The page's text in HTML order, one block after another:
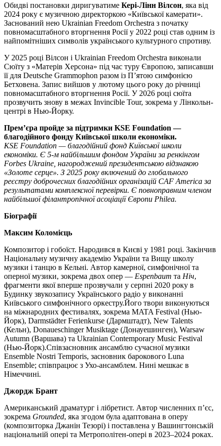
Обидві постановки диригуватиме Кері-Лінн Вілсон, яка від
2024 року є музичною директоркою «Київської камерати».
Заснований нею Ukrainian Freedom Orchestra з початку
повномасштабного вторгнення Росії у 2022 році став одним із
найпомітніших символів українського культурного спротиву.
У 2025 році Вілсон і Ukrainian Freedom Orchestra виконали
Сюїту з «Матерів Херсона» під час туру Європою, записавши
її для Deutsche Grammophon разом із П’ятою симфонією
Бетховена. Запис вийшов у лютому цього року до річниці
повномасштабного вторгнення Росії. У 2026 році сюїта
прозвучить знову в межах Invincible Tour, зокрема у Лінкольн-
центрі в Нью-Йорку.
Прем’єра пройде за підтримки KSE Foundation —
благодійного фонду Київської школи економіки.
KSE Foundation — благодійний фонд Київської школи
економіки. Є 5-м найбільшим фондом України за ренкінгом
Forbes Ukraine, нагороджений президентською відзнакою
«Золоте серце». З 2025 року включений до глобального
реєстру доброчесних благодійних організацій CAF America за
результатами комплексної перевірки. Є повноправним членом
найбільшої філантропічної асоціації Європи Philea.
Біографії
Максим Коломієць
Композитор і гобоїст. Народився в Києві у 1981 році. Закінчив
Національну музичну академію України та Вищу школу
музики і танцю в Кельні. Автор камерної, симфонічної та
оперної музики, зокрема двох опер — Espenbaum та Ніч,
фрагменти якої вперше прозвучали у серпні 2020 року в
Будинку звукозапису Українського радіо у виконанні
Київського симфонічного оркестру.Його твори виконуються
на міжнародних фестивалях, зокрема MATA Festival (Нью-
Йорк), Darmstädter Ferienkurse (Дармштадт), New Talents
(Кельн), Donaueschinger Musiktage (Донауешинген), Warsaw
Autumn (Варшава) та Ukrainian Contemporary Music Festival
(Нью-Йорк).Співзасновник ансамблю сучасної музики
Ensemble Nostri Temporis, засновник барокового Luna
Ensemble; співпрацює з Ухо-ансамблем. Нині мешкає в
Німеччині.
Джордж Брант
Американський драматург і лібретист. Автор численних п’єс,
зокрема Grounded, яка згодом була адаптована в оперу
(композиторка Джанін Тезорі) і поставлена у Вашингтонській
національній опері та Метрополітен-опері в 2023–2024 роках.